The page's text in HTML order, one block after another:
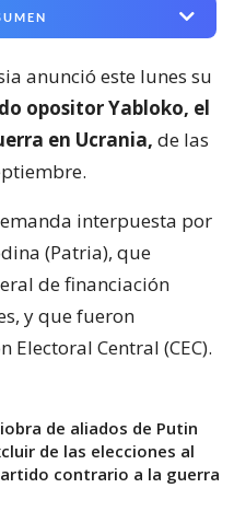
anunció este lunes su
opositor Yabloko, el
en Ucrania, de las
interpuesta por
(Patria), que
de financiación
y que fueron
Central (CEC).
de aliados de Putin
de las elecciones al
contrario a la guerra